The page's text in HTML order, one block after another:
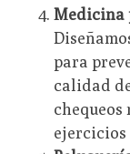
Medicina
para
calidad
chequeos
ejercicios